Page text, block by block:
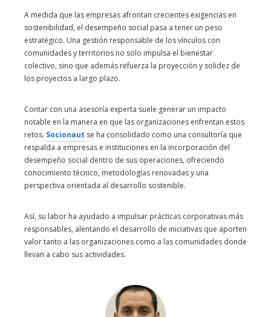
A medida que las empresas afrontan crecientes exigencias en
sostenibilidad, el desempeño social pasa a tener un peso
estratégico. Una gestión responsable de los vínculos con
comunidades y territorios no solo impulsa el bienestar
colectivo, sino que además refuerza la proyección y solidez de
los proyectos a largo plazo.
Contar con una asesoría experta suele generar un impacto
notable en la manera en que las organizaciones enfrentan estos
retos. Socionaut se ha consolidado como una consultoría que
respalda a empresas e instituciones en la incorporación del
desempeño social dentro de sus operaciones, ofreciendo
conocimiento técnico, metodologías renovadas y una
perspectiva orientada al desarrollo sostenible.
Así, su labor ha ayudado a impulsar prácticas corporativas más
responsables, alentando el desarrollo de iniciativas que aporten
valor tanto a las organizaciones como a las comunidades donde
llevan a cabo sus actividades.